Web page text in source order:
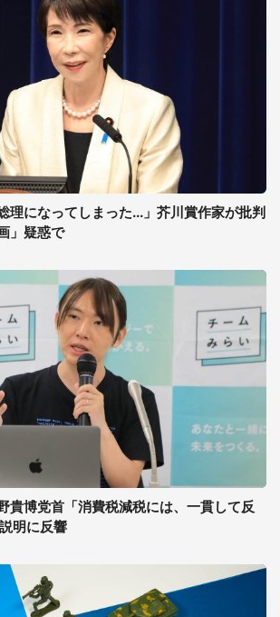
理になってしまった...」芥川賞作家が批判
」疑惑で
貴博党首「消費税減税には、一貫して反
明に反響